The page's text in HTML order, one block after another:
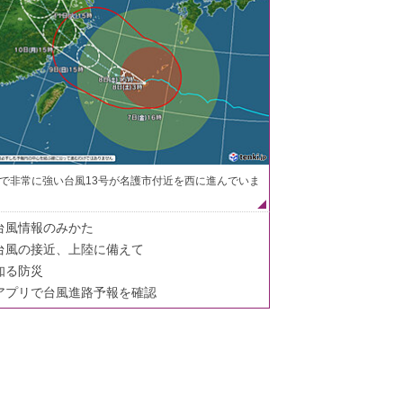
非常に強い台風13号が名護市付近を西に進んでいま
風情報のみかた
風の接近、上陸に備えて
る防災
プリで台風進路予報を確認